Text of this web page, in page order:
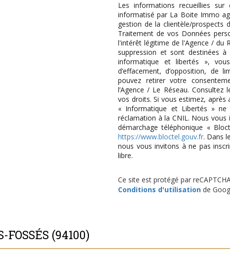
Les informations recueillies
informatisé par La Boite Immo
gestion de la clientèle/prospects
Traitement de vos Données
l'intérêt légitime de l'Agence / du
suppression et sont destinées
informatique et libertés »,
d’effacement, d’opposition, de
pouvez retirer votre
l’Agence / Le Réseau. Consultez
vos droits. Si vous estimez,
« Informatique et Libertés » ne
réclamation à la CNIL. Nous
démarchage téléphonique «
https://www.bloctel.gouv.fr. Dans
nous vous invitons à ne pas
libre.
Ce site est protégé par
Conditions d'utilisation de
(94100)